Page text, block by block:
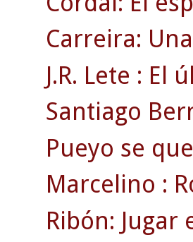
Carreira:
J.R. Lete :
Santiago
Pueyo se
Marcelino :
Ribón: